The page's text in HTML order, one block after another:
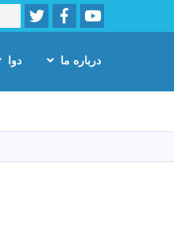
content
Youtube
Facebook
Twitter
Search
درباره ما دوا